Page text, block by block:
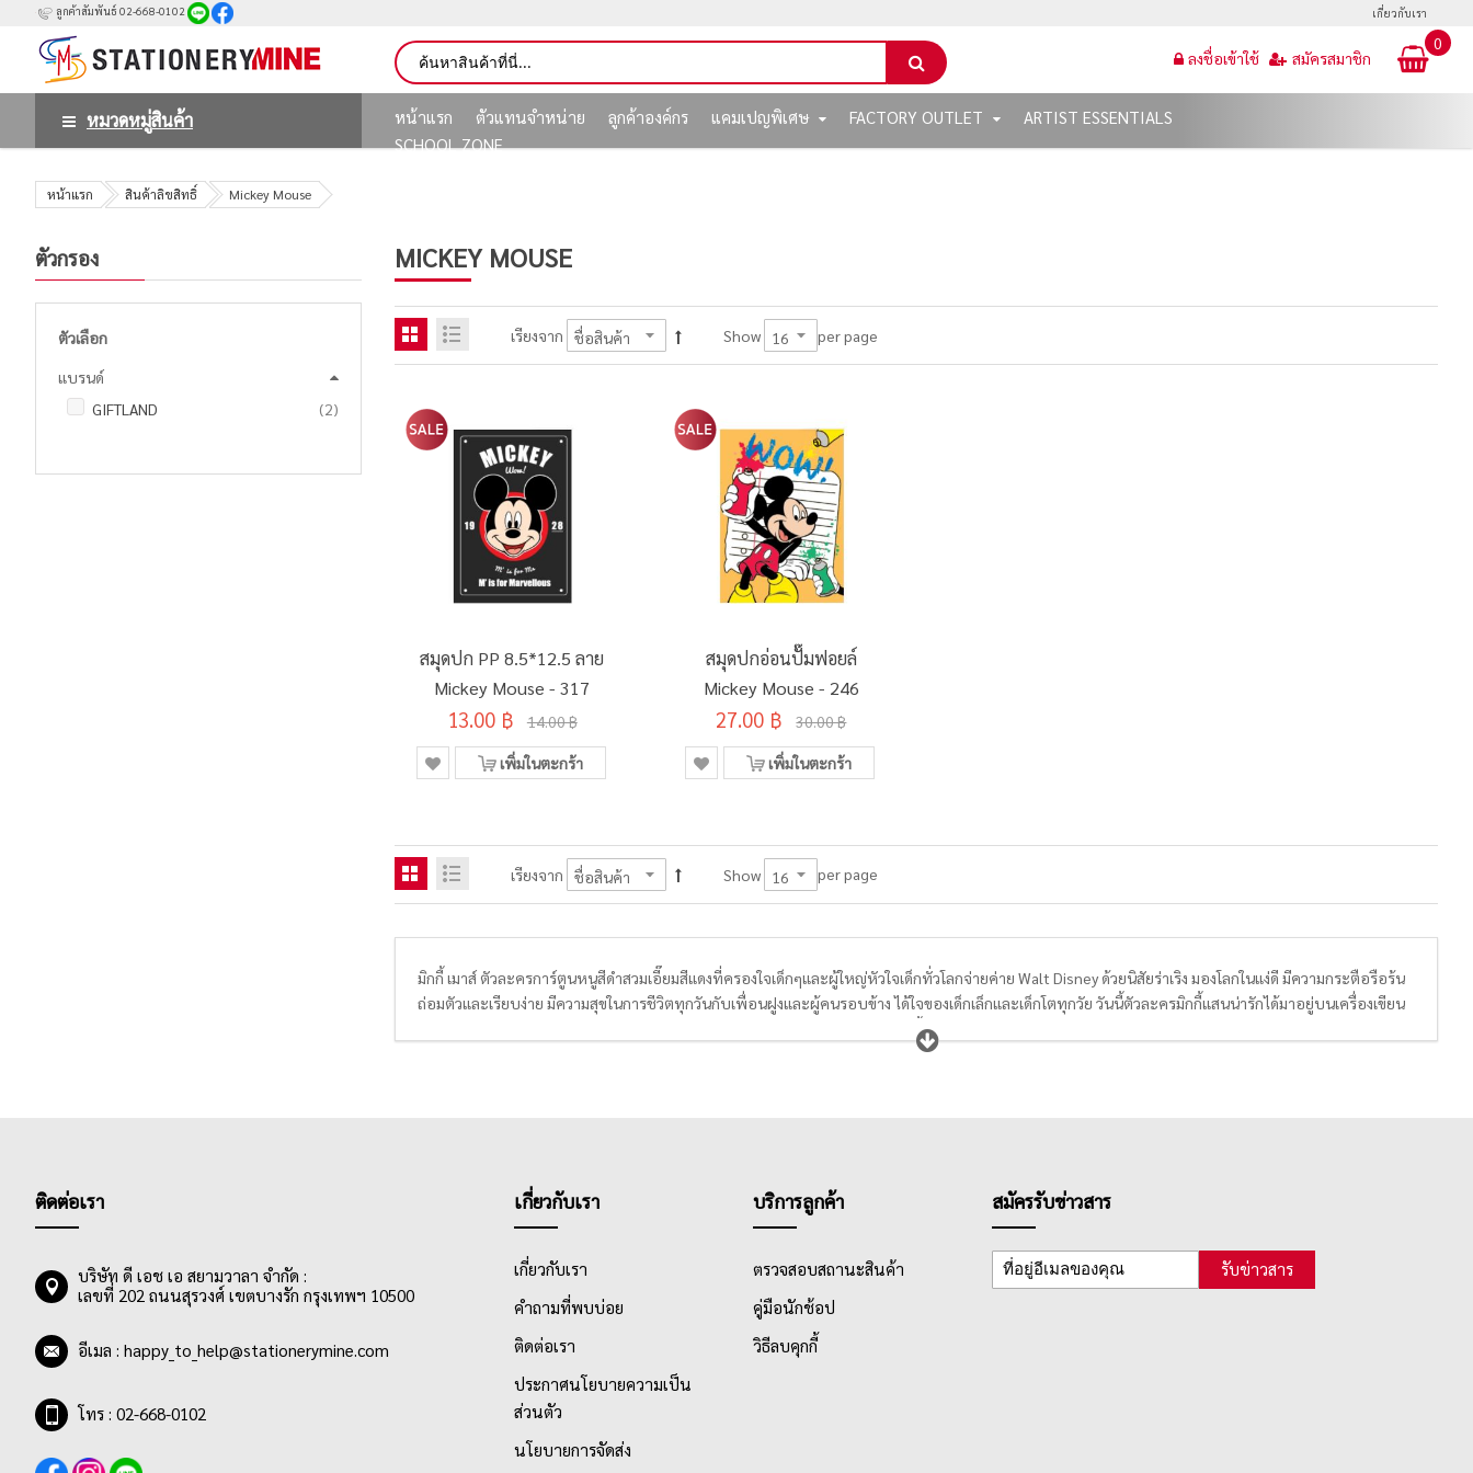
ลูกค้าสัมพันธ์ 02-668-0102 เกี่ยวกับเรา
0
ลงชื่อเข้าใช้ สมัครสมาชิก
หมวดหมู่สินค้า หน้าแรก ตัวแทนจำหน่าย ลูกค้าองค์กร แคมเปญพิเศษ FACTORY OUTLET
ARTIST ESSENTIALS
SCHOOL ZONE
หน้าแรก สินค้าลิขสิทธิ์ Mickey Mouse
MICKEY MOUSE
เรียงจาก Show per page
สมุดปก PP 8.5*12.5 ลาย
Mickey Mouse - 317
13.00 ฿ 14.00 ฿
เพิ่มในตะกร้า
สมุดปกอ่อนปั๊มฟอยล์
Mickey Mouse - 246
27.00 ฿ 30.00 ฿
เพิ่มในตะกร้า
เรียงจาก Show per page
มิกกี้ เมาส์ ตัวละครการ์ตูนหนูสีดำสวมเอี๊ยมสีแดงที่ครองใจเด็กๆและผู้ใหญ่หัวใจเด็กทั่วโลกจ่ายค่าย Walt Disney ด้วยนิสัยร่าเริง มองโลกในแง่ดี มีความกระตือรือร้น
ถ่อมตัวและเรียบง่าย มีความสุขในการชีวิตทุกวันกับเพื่อนฝูงและผู้คนรอบข้าง ได้ใจของเด็กเล็กและเด็กโตทุกวัย วันนี้ตัวละครมิกกี้แสนน่ารักได้มาอยู่บนเครื่องเขียน
ดินสอ ดินสอต่อไส้ สมุด ไม้บรรทัด กระเป๋าดินสอ และอีกมากมาย ให้สามารถเลือกซื้อได้ง่ายดายแล้ว
ตัวกรอง
ตัวเลือก
แบรนด์
GIFTLAND
2รายการ
ติดต่อเรา
บริษัท ดี เอช เอ สยามวาลา จำกัด :
เลขที่ 202 ถนนสุรวงศ์ เขตบางรัก กรุงเทพฯ 10500
อีเมล : happy_to_help@stationerymine.com
โทร : 02-668-0102
เกี่ยวกับเรา
เกี่ยวกับเรา
คำถามที่พบบ่อย
ติดต่อเรา
ประกาศนโยบายความเป็น
ส่วนตัว
นโยบายการจัดส่ง
บริการลูกค้า
ตรวจสอบสถานะสินค้า
คู่มือนักช้อป
วิธีลบคุกกี้
สมัครรับข่าวสาร
รับข่าวสาร